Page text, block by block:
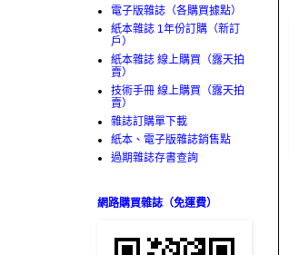
電子版雜誌（各購買據點）
紙本雜誌 1年份訂購（新訂
戶）
紙本雜誌 線上購買（露天拍
賣）
技術手冊 線上購買（露天拍
賣）
雜誌訂購單下載
紙本、電子版雜誌銷售點
過期雜誌存書查詢
網路購買雜誌（免運費）